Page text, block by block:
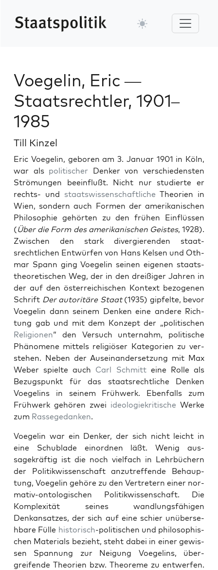
Voegelin, Eric —
Staatsrechtler, 1901–
1985
Till Kinzel
Eric Voegelin, geboren am 3. Jan­u­ar 1901 in Köln,
war als poli­tis­ch­er Denker von ver­schieden­sten
Strö­mungen bee­in­flußt. Nicht nur studierte er
rechts- und staatswis­senschaftliche The­o­rien in
Wien, son­dern auch For­men der amerikanis­chen
Philoso­phie gehörten zu den frühen Ein­flüssen
(Über die Form des amerikanis­chen Geistes, 1928).
Zwis­chen den stark divergieren­den staat­
srechtlichen Entwür­fen von Hans Kelsen und Oth­
mar Spann ging Voegelin seinen eige­nen staat­s­
the­o­retis­chen Weg, der in den dreißiger Jahren in
der auf den öster­re­ichis­chen Kon­text bezo­ge­nen
Schrift Der autoritäre Staat(1935) gipfelte, bevor
Voegelin dann seinem Denken eine andere Rich­
tung gab und mit dem Konzept der „poli­tis­chen
Reli­gio­nen“ den Ver­such unter­nahm, poli­tis­che
Phänomene mit­tels religiös­er Kat­e­gorien zu ver­
ste­hen. Neben der Auseinan­der­set­zung mit Max
Weber spielte auch Carl Schmitteine Rolle als
Bezugspunkt für das staat­srechtliche Denken
Voegelins in seinem Früh­w­erk. Eben­falls zum
Früh­w­erk gehören zwei ide­olo­giekri­tis­che Werke
zum Rassegedanken.
Voegelin war ein Denker, der sich nicht leicht in
eine Schublade einord­nen läßt. Wenig aus­
sagekräftig ist die noch vielfach in Lehrbüch­ern
der Poli­tik­wis­senschaft anzutr­e­f­fende Behaup­
tung, Voegelin gehöre zu den Vertretern ein­er nor­
ma­tiv-ontol­o­gis­chen Poli­tik­wis­senschaft. Die
Kom­plex­ität seines wand­lungs­fähi­gen
Denkansatzes, der sich auf eine schi­er unüberse­
hbare Fülle his­torisch-poli­tis­chen und philosophis­
chen Mate­ri­als bezieht, ste­ht dabei in ein­er gewis­
sen Span­nung zur Nei­gung Voegelins, über­
greifende The­o­rien bzw. The­o­reme zu entwer­fen.